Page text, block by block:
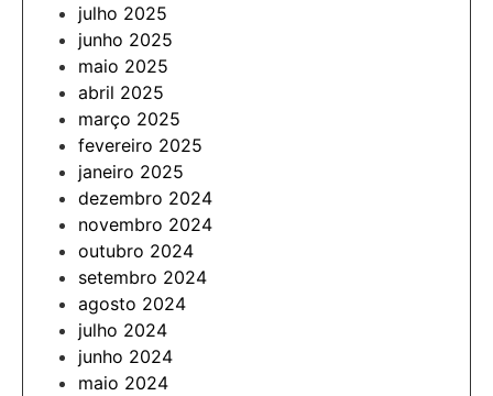
julho 2025
junho 2025
maio 2025
abril 2025
março 2025
fevereiro 2025
janeiro 2025
dezembro 2024
novembro 2024
outubro 2024
setembro 2024
agosto 2024
julho 2024
junho 2024
maio 2024